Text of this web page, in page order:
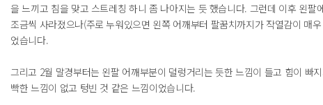
을 느끼고 침을 맞고 스트레칭 하니 좀 나아지는 듯 했습니다. 그런데 이후 왼
조금씩 사라졌으나(주로 누워있으면 왼쪽 어깨부터 팔꿈치까지가 작열감이 매
었습니다.
그리고 2월 말경부터는 왼팔 어깨부분이 덜렁거리는 듯한 느낌이 들고 힘이 빠
빡한 느낌이 없고 텅빈 것 같은 느낌이었습니다.